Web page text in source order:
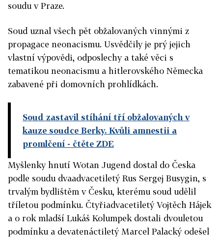
soudu v Praze.
Soud uznal všech pět obžalovaných vinnými z
propagace neonacismu. Usvědčily je prý jejich
vlastní výpovědi, odposlechy a také věci s
tematikou neonacismu a hitlerovského Německa
zabavené při domovních prohlídkách.
Soud zastavil stíhání tří obžalovaných v
kauze soudce Berky. Kvůli amnestii a
promlčení - čtěte ZDE
Myšlenky hnutí Wotan Jugend dostal do Česka
podle soudu dvaadvacetiletý Rus Sergej Busygin, s
trvalým bydlištěm v Česku, kterému soud udělil
tříletou podmínku. Čtyřiadvacetiletý Vojtěch Hájek
a o rok mladší Lukáš Kolumpek dostali dvouletou
podmínku a devatenáctiletý Marcel Palacký odešel